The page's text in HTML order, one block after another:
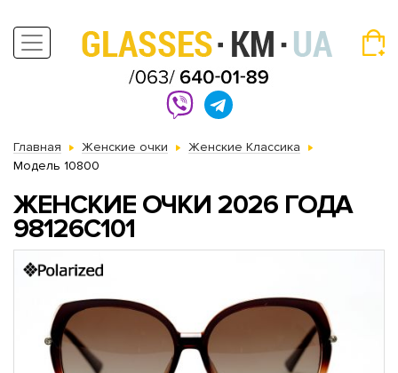
Главная Женские очки
Женские Классика
Модель 10800
ЖЕНСКИЕ ОЧКИ 2026 ГОДА
98126C101